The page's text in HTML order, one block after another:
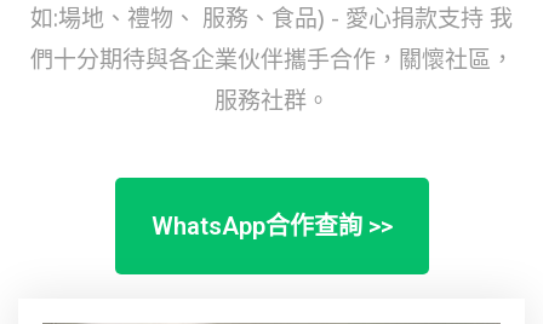
如:場地、禮物、 服務、食品) - 愛心捐款支持 我
們十分期待與各企業伙伴攜手合作，關懷社區，
服務社群。
WhatsApp合作查詢 >>